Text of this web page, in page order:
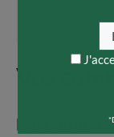
Vos
Laisser un